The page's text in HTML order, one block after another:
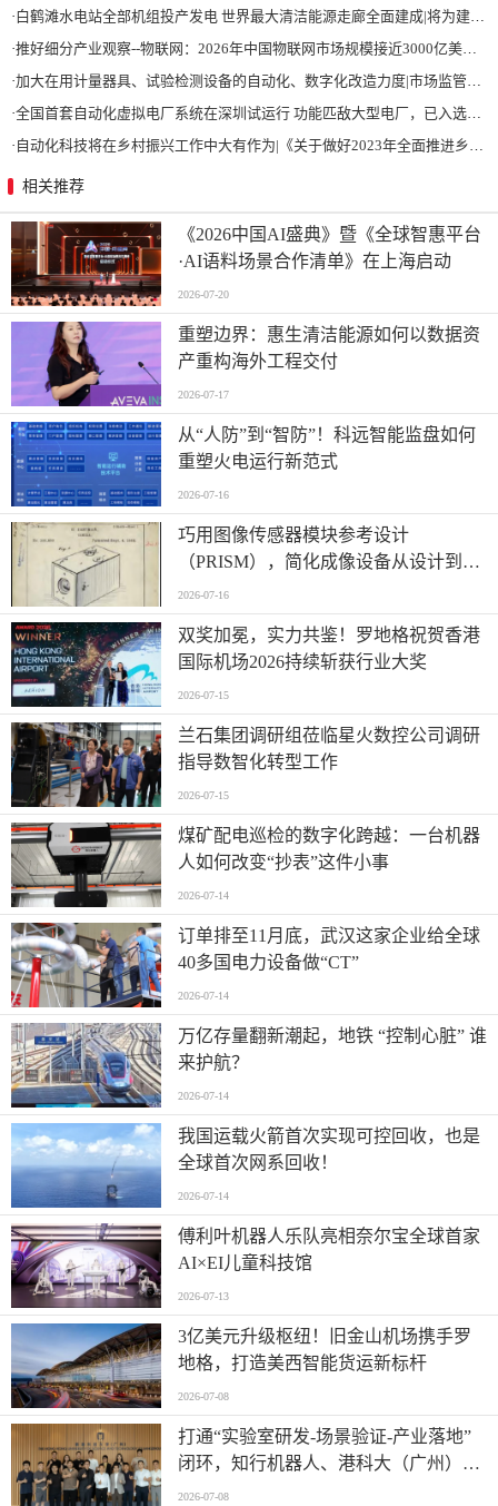
·白鹤滩水电站全部机组投产发电 世界最大清洁能源走廊全面建成|将为建设新型能源体系、保障国家能源安全、实现“双碳”目标提供有力支撑
·推好细分产业观察--物联网：2026年中国物联网市场规模接近3000亿美元 智慧工厂、智慧城市、智慧电网等将占60%以上
·加大在用计量器具、试验检测设备的自动化、数字化改造力度|市场监管总局 工业和信息化部 关于促进企业计量能力提升的指导意见
·全国首套自动化虚拟电厂系统在深圳试运行 功能匹敌大型电厂，已入选国际典型案例
· 自动化科技将在乡村振兴工作中大有作为|《关于做好2023年全面推进乡村振兴重点工作的意见》发布
相关推荐
《2026中国AI盛典》暨《全球智惠平台
·AI语料场景合作清单》在上海启动
2026-07-20
重塑边界：惠生清洁能源如何以数据资
产重构海外工程交付
2026-07-17
从“人防”到“智防”！科远智能监盘如何
重塑火电运行新范式
2026-07-16
巧用图像传感器模块参考设计
（PRISM），简化成像设备从设计到制
造的全流程
2026-07-16
双奖加冕，实力共鉴！罗地格祝贺香港
国际机场2026持续斩获行业大奖
2026-07-15
兰石集团调研组莅临星火数控公司调研
指导数智化转型工作
2026-07-15
煤矿配电巡检的数字化跨越：一台机器
人如何改变“抄表”这件小事
2026-07-14
订单排至11月底，武汉这家企业给全球
40多国电力设备做“CT”
2026-07-14
万亿存量翻新潮起，地铁 “控制心脏” 谁
来护航？
2026-07-14
我国运载火箭首次实现可控回收，也是
全球首次网系回收！
2026-07-14
傅利叶机器人乐队亮相奈尔宝全球首家
AI×EI儿童科技馆
2026-07-13
​3亿美元升级枢纽！旧金山机场携手罗
地格，打造美西智能货运新标杆
2026-07-08
打通“实验室研发-场景验证-产业落地”
闭环，知行机器人、港科大（广州）、
北京粤电三方联合解锁城市服务机器人
2026-07-08